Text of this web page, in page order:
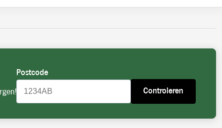
Postcode
Controleren